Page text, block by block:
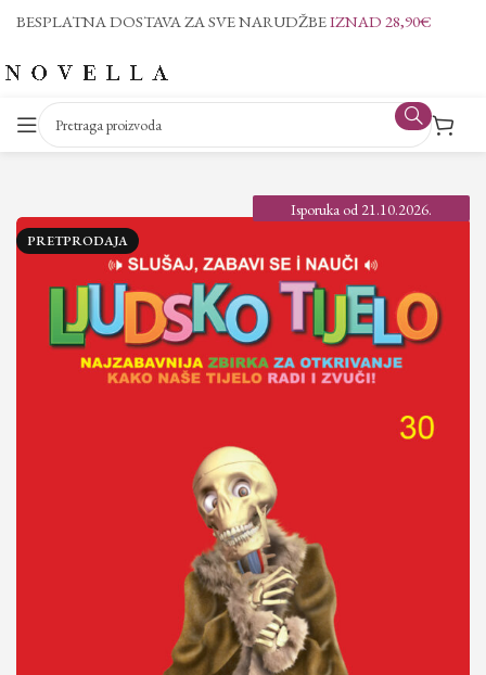
BESPLATNA DOSTAVA ZA SVE NARUDŽBEIZNAD 28,90€
Isporuka od 21.10.2026.
PRETPRODAJA